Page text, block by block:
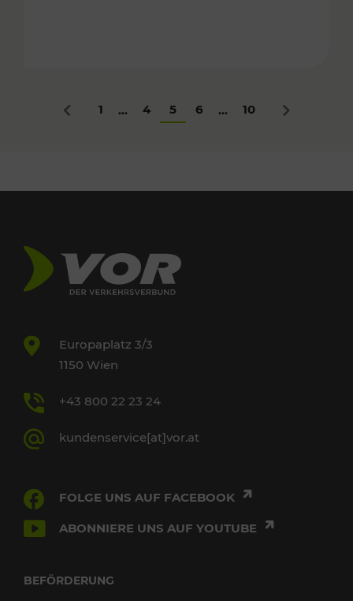
Zurück
1 ... 4 5 6 ... 10 Nächstes
Europaplatz 3/3
1150 Wien
+43 800 22 23 24
kundenservice[at]vor.at
FOLGE UNS AUF FACEBOOK
ABONNIERE UNS AUF YOUTUBE
BEFÖRDERUNG